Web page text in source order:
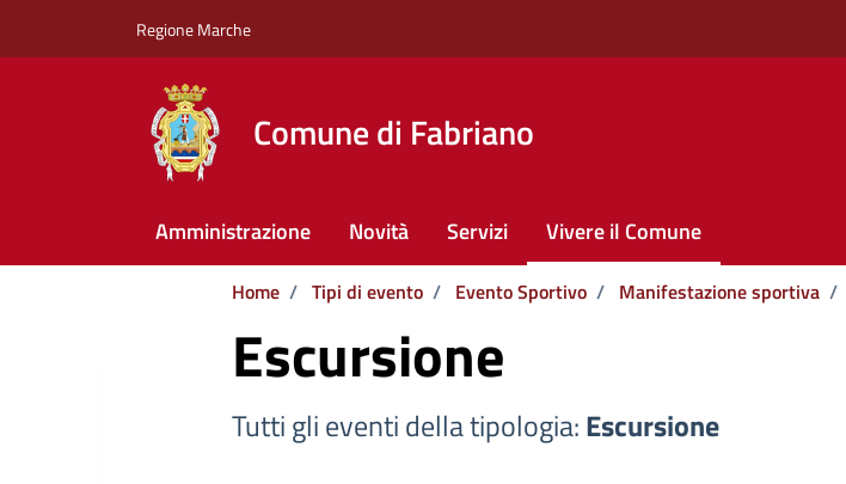
Regione Marche
Comune di Fabriano
Amministrazione Novità Servizi Vivere il Comune
Home / Tipi di evento / Evento Sportivo / Manifestazione sportiva /
Escursione
Tutti gli eventi della tipologia:Escursione